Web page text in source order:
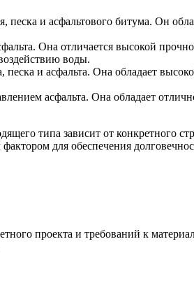
и асфальтового битума. Он
Она отличается высокой
воды.
и асфальта. Она обладает
асфальта. Она обладает
типа зависит от конкретного
для обеспечения
проекта и требований к